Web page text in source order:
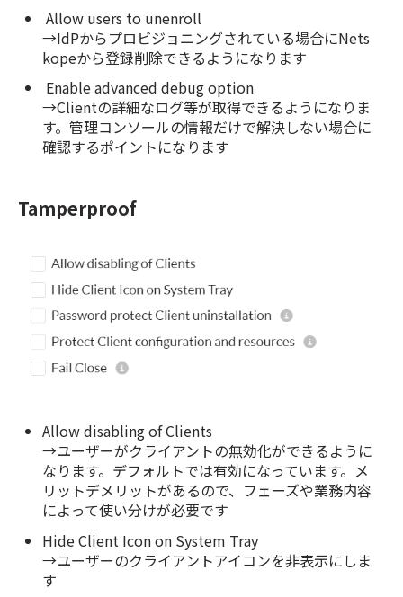
Allow users to unenroll
→IdPからプロビジョニングされている場合にNets
kopeから登録削除できるようになります
Enable advanced debug option
→Clientの詳細なログ等が取得できるようになりま
す。管理コンソールの情報だけで解決しない場合に
確認するポイントになります
Tamperproof
Allow disabling of Clients
→ユーザーがクライアントの無効化ができるように
なります。デフォルトでは有効になっています。メ
リットデメリットがあるので、フェーズや業務内容
によって使い分けが必要です
Hide Client Icon on System Tray
→ユーザーのクライアントアイコンを非表示にしま
す